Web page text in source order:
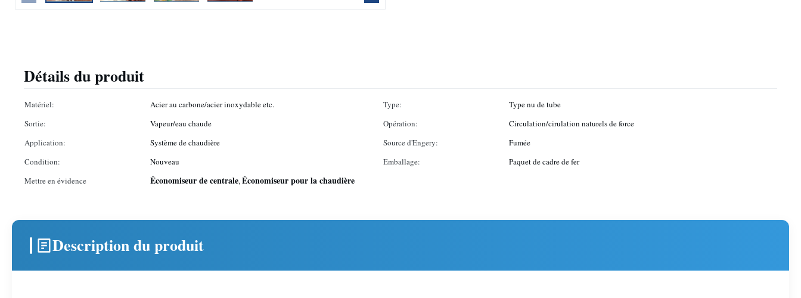
Détails du produit
Matériel: Acier au carbone/acier inoxydable etc. Type:
Type nu de tube
Sortie:
Vapeur/eau chaude Opération:
Circulation/cirulation naturels de force
Application:
Système de chaudière Source d'Engery:
Fumée
Condition:
Nouveau Emballage:
Paquet de cadre de fer
Mettre en évidence
Économiseur de centrale,Économiseur pour la chaudière
Description du produit